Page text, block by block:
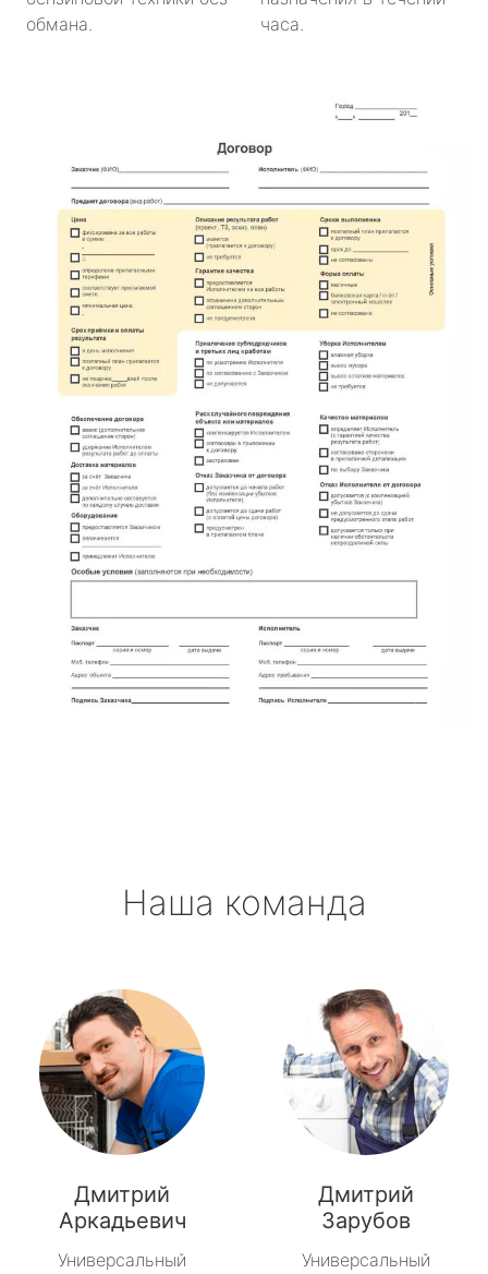
обмана.
часа.
Наша команда
Дмитрий
Аркадьевич
Универсальный
Дмитрий
Зарубов
Универсальный